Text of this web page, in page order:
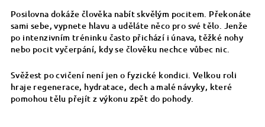
Posilovna dokáže člověka nabít skvělým pocitem. Překonáte
sami sebe, vypnete hlavu a uděláte něco pro své tělo. Jenže
po intenzivním tréninku často přichází i únava, těžké nohy
nebo pocit vyčerpání, kdy se člověku nechce vůbec nic.
Svěžest po cvičení není jen o fyzické kondici. Velkou roli
hraje regenerace, hydratace, dech a malé návyky, které
pomohou tělu přejít z výkonu zpět do pohody.